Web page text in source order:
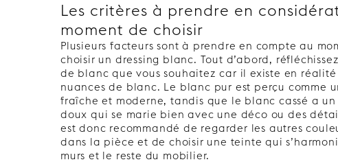
Les critères à prendre en
moment de choisir
Plusieurs facteurs sont à prendre en compte au
choisir un dressing blanc. Tout d’abord,
de blanc que vous souhaitez car il existe en
nuances de blanc. Le blanc pur est perçu comme
fraîche et moderne, tandis que le blanc cassé a
doux qui se marie bien avec une déco ou des
est donc recommandé de regarder les autres
dans la pièce et de choisir une teinte qui
murs et le reste du mobilier.